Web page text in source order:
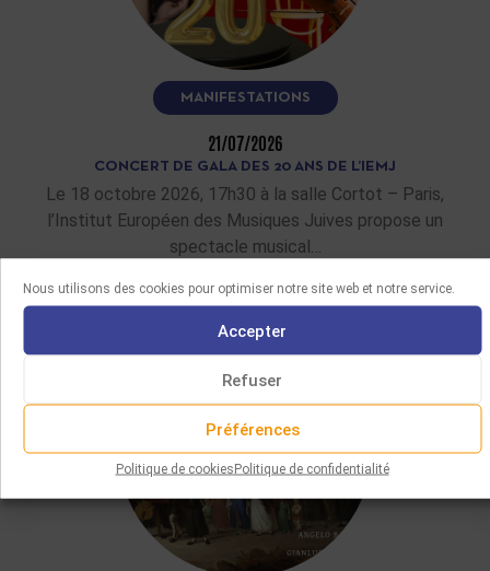
Nous utilisons des cookies pour optimiser notre site web et notre service.
Accepter
Refuser
Préférences
Politique de cookiesPolitique de confidentialité
MANIFESTATIONS
21/07/2026
CONCERT DE GALA DES 20 ANS DE L’IEMJ
Le 18 octobre 2026, 17h30 à la salle Cortot – Paris,
l’Institut Européen des Musiques Juives propose un
spectacle musical…
LIRE LA SUITE